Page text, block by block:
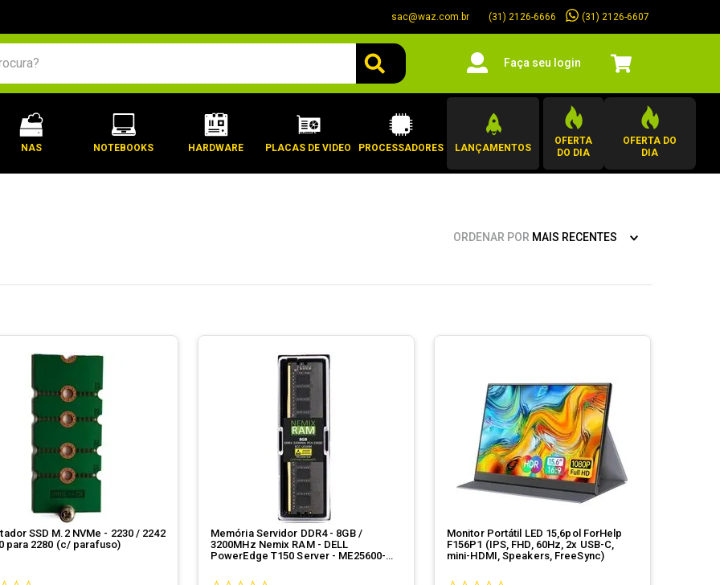
sac@waz.com.br (31) 2126-6666 (31) 2126-6607
Faça seu login
NAS NOTEBOOKS HARDWARE PLACAS DE VIDEO PROCESSADORES LANÇAMENTOS
OFERTA
DO DIA
OFERTA DO
DIA
ORDENAR POR MAIS RECENTES
SSD M.2 NVMe - 2230 / 2242
para 2280 (c/ parafuso)
Memória Servidor DDR4 - 8GB /
3200MHz Nemix RAM - DELL
PowerEdge T150 Server - ME25600-
Monitor Portátil LED 15,6pol ForHelp
F156P1 (IPS, FHD, 60Hz, 2x USB-C,
mini-HDMI, Speakers, FreeSync)